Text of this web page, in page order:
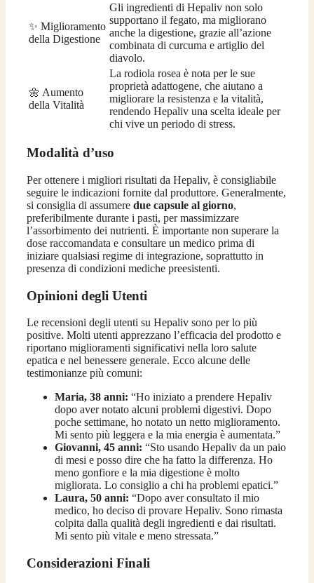
✨ Miglioramento
della Digestione
Gli ingredienti di Hepaliv non solo
supportano il fegato, ma migliorano
anche la digestione, grazie all’azione
combinata di curcuma e artiglio del
diavolo.
🌼 Aumento
della Vitalità
La rodiola rosea è nota per le sue
proprietà adattogene, che aiutano a
migliorare la resistenza e la vitalità,
rendendo Hepaliv una scelta ideale per
chi vive un periodo di stress.
Modalità d’uso
Per ottenere i migliori risultati da Hepaliv, è consigliabile
seguire le indicazioni fornite dal produttore. Generalmente,
si consiglia di assumere due capsule al giorno,
preferibilmente durante i pasti, per massimizzare
l’assorbimento dei nutrienti. È importante non superare la
dose raccomandata e consultare un medico prima di
iniziare qualsiasi regime di integrazione, soprattutto in
presenza di condizioni mediche preesistenti.
Opinioni degli Utenti
Le recensioni degli utenti su Hepaliv sono per lo più
positive. Molti utenti apprezzano l’efficacia del prodotto e
riportano miglioramenti significativi nella loro salute
epatica e nel benessere generale. Ecco alcune delle
testimonianze più comuni:
Maria, 38 anni: “Ho iniziato a prendere Hepaliv
dopo aver notato alcuni problemi digestivi. Dopo
poche settimane, ho notato un netto miglioramento.
Mi sento più leggera e la mia energia è aumentata.”
Giovanni, 45 anni: “Sto usando Hepaliv da un paio
di mesi e posso dire che ha fatto la differenza. Ho
meno gonfiore e la mia digestione è molto
migliorata. Lo consiglio a chi ha problemi epatici.”
Laura, 50 anni: “Dopo aver consultato il mio
medico, ho deciso di provare Hepaliv. Sono rimasta
colpita dalla qualità degli ingredienti e dai risultati.
Mi sento più vitale e meno stressata.”
Considerazioni Finali